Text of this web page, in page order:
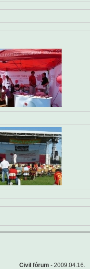
Civil fórum - 2009.04.16.